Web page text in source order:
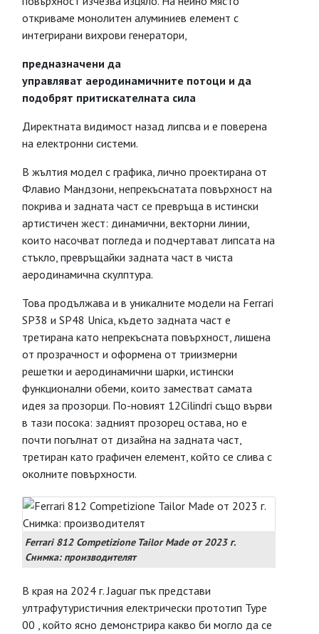
откриваме монолитен алуминиев елемент с
интегрирани вихрови генератори,
предназначени да
управляват аеродинамичните потоци и да
подобрят притискателната сила
Директната видимост назад липсва и е поверена
на електронни системи.
В жълтия модел с графика, лично проектирана от
Флавио Мандзони, непрекъснатата повърхност на
покрива и задната част се превръща в истински
артистичен жест: динамични, векторни линии,
които насочват погледа и подчертават липсата на
стъкло, превръщайки задната част в чиста
аеродинамична скулптура.
Това продължава и в уникалните модели на Ferrari
SP38 и SP48 Unica, където задната част е
третирана като непрекъсната повърхност, лишена
от прозрачност и оформена от триизмерни
решетки и аеродинамични шарки, истински
функционални обеми, които заместват самата
идея за прозорци. По-новият 12Cilindri също върви
в тази посока: задният прозорец остава, но е
почти погълнат от дизайна на задната част,
третиран като графичен елемент, който се слива с
околните повърхности.
Ferrari 812 Competizione Tailor Made от 2023 г.
Снимка: производителят
В края на 2024 г. Jaguar пък представи
ултрафутуристичния електрически прототип Type
00 , който ясно демонстрира какво би могло да се